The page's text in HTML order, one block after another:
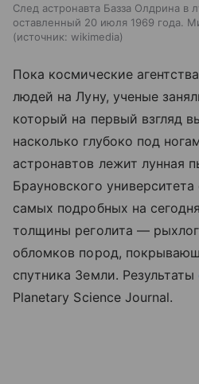
След астронавта Базза Олдрина в
оставленный 20 июля 1969 года.
источник: wikimedia
Пока космические
людей на Луну, ученые
который на первый взгляд
насколько глубоко под
астронавтов лежит лунная
Брауновского
самых подробных на
толщины реголита —
обломков пород,
спутника Земли. Результаты
Planetary Science Journal.